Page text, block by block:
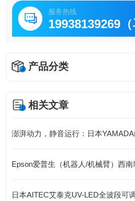
服务热线
19938139269（
产品分类
相关文章
澎湃动力，静音运行：日本
日本AITEC艾泰克UV-LED全波段可